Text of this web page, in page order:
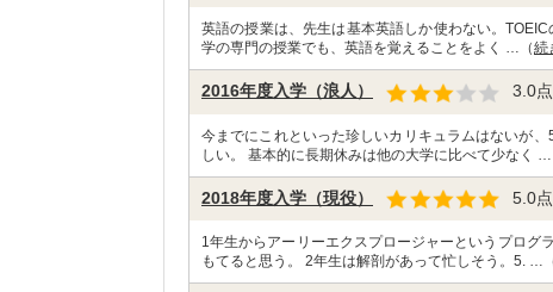
英語の授業は、先生は基本英語しか使わない。
学の専門の授業でも、英語を覚えることをよく …（続
2016年度入学（浪人） 3.0点
今までにこれといった珍しいカリキュラムはないが
しい。 基本的に長期休みは他の大学に比べて少なく …
2018年度入学（現役） 5.0点
1年生からアーリーエクスプロージャーというプログ
もてると思う。 2年生は解剖があって忙しそう。5. …